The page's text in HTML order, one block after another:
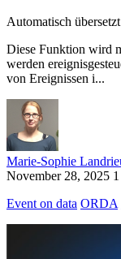
Automatisch
Diese Funktion wird
werden
von Ereignissen i...
Marie-Sophie
November 28, 2025
Event on data ORDA